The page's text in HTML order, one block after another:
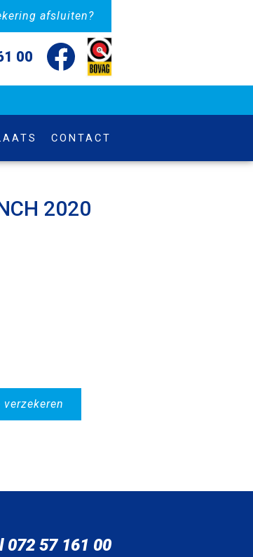
afsluiten?
00
CONTACT
2020
072 57 161 00